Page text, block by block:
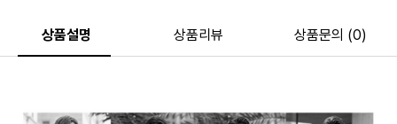
상품설명 상품리뷰 상품문의 (0)